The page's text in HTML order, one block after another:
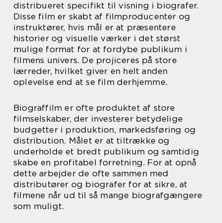
distribueret specifikt til visning i biografer.
Disse film er skabt af filmproducenter og
instruktører, hvis mål er at præsentere
historier og visuelle værker i det størst
mulige format for at fordybe publikum i
filmens univers. De projiceres på store
lærreder, hvilket giver en helt anden
oplevelse end at se film derhjemme.
Biograffilm er ofte produktet af store
filmselskaber, der investerer betydelige
budgetter i produktion, markedsføring og
distribution. Målet er at tiltrække og
underholde et bredt publikum og samtidig
skabe en profitabel forretning. For at opnå
dette arbejder de ofte sammen med
distributører og biografer for at sikre, at
filmene når ud til så mange biografgængere
som muligt.